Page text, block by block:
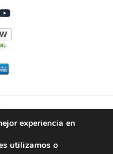
experiencia en
utilizamos o